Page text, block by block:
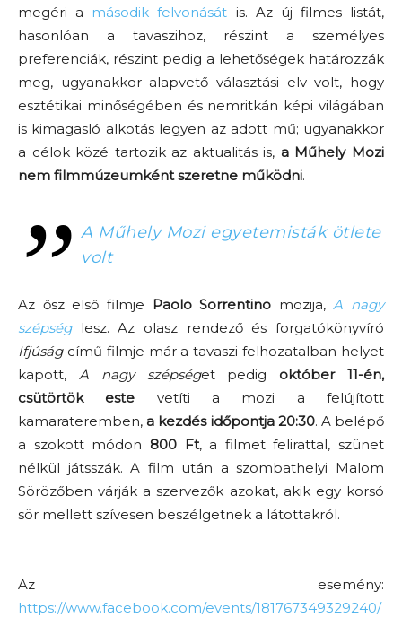
megéri a második felvonását is. Az új filmes listát,
hasonlóan a tavaszihoz, részint a személyes
preferenciák, részint pedig a lehetőségek határozzák
meg, ugyanakkor alapvető választási elv volt, hogy
esztétikai minőségében és nemritkán képi világában
is kimagasló alkotás legyen az adott mű; ugyanakkor
a célok közé tartozik az aktualitás is, a Műhely Mozi
nem filmmúzeumként szeretne működni.
A Műhely Mozi egyetemisták ötlete
volt
Az ősz első filmje Paolo Sorrentino mozija,A nagy
szépséglesz. Az olasz rendező és forgatókönyvíró
Ifjúságcímű filmje már a tavaszi felhozatalban helyet
kapott, A nagy szépséget pedig október 11-én,
csütörtök este vetíti a mozi a felújított
kamarateremben, a kezdés időpontja 20:30. A belépő
a szokott módon 800 Ft, a filmet felirattal, szünet
nélkül játsszák. A film után a szombathelyi Malom
Sörözőben várják a szervezők azokat, akik egy korsó
sör mellett szívesen beszélgetnek a látottakról.
Az esemény:
https://www.facebook.com/events/181767349329240/